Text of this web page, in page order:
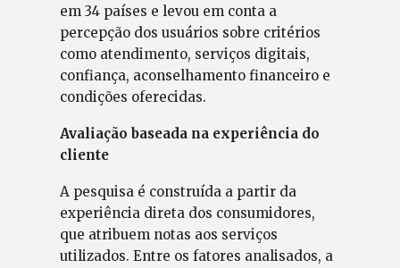
em 34 países e levou em conta a
percepção dos usuários sobre critérios
como atendimento, serviços digitais,
confiança, aconselhamento financeiro e
condições oferecidas.
Avaliação baseada na experiência do
cliente
A pesquisa é construída a partir da
experiência direta dos consumidores,
que atribuem notas aos serviços
utilizados. Entre os fatores analisados, a